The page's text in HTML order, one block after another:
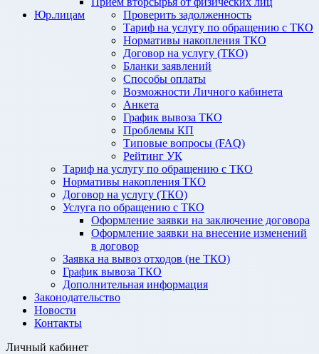
Проверить задолженность
Тариф на услугу по обращению с ТКО
Нормативы накопления ТКО
Договор на услугу (ТКО)
Бланки заявлений
Способы оплаты
Возможности Личного кабинета
Анкета
График вывоза ТКО
Проблемы КП
Типовые вопросы (FAQ)
Рейтинг УК
Юр.лицам
Тариф на услугу по обращению с ТКО
Нормативы накопления ТКО
Договор на услугу (ТКО)
Услуга по обращению с ТКО
Оформление заявки на заключение договора
Оформление заявки на внесение изменений
в договор
Заявка на вывоз отходов (не ТКО)
График вывоза ТКО
Дополнительная информация
Законодательство
Новости
Контакты
Личный кабинет